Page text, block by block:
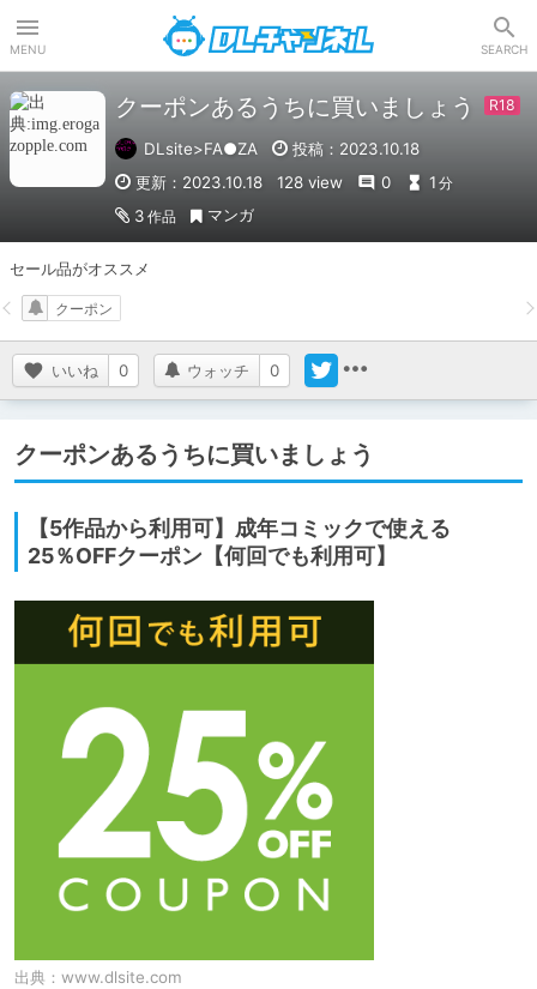
MENU SEARCH
クーポンあるうちに買いましょう
DLsite>FA●ZA
投稿：2023.10.18
更新：2023.10.18
128 view 0 1 分
3 作品 マンガ
セール品がオススメ
いいね 0 ウォッチ 0
クーポン
クーポンあるうちに買いましょう
【5作品から利用可】成年コミックで使える
25％OFFクーポン【何回でも利用可】
出典： www.dlsite.com